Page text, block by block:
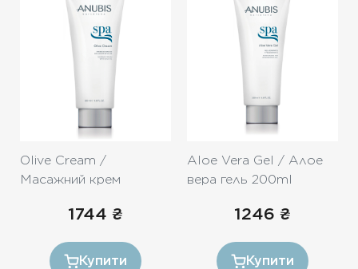
Безкоштовна консультація
Olive Cream /
Масажний крем
1744 ₴
Купити
Aloe Vera Gel / Алое
вера гель 200ml
1246 ₴
Купити